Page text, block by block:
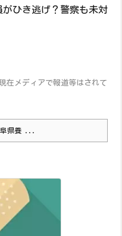
ひき逃げ？警察も未対
在メディアで報道等はされて
県養 ...